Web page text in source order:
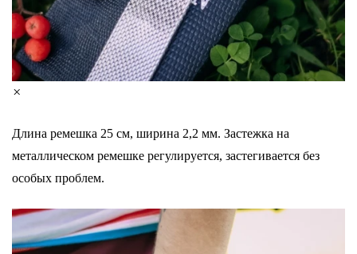
×
Длина ремешка 25 см, ширина 2,2 мм. Застежка на
металлическом ремешке регулируется, застегивается без
особых проблем.